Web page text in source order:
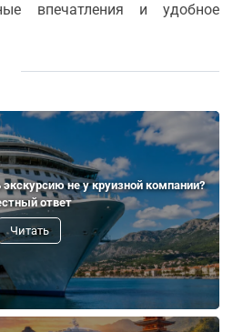
впечатления и удобное
не у круизной компании?
ответ
Читать